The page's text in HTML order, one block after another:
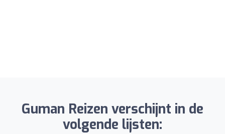
Guman Reizen verschijnt in de
volgende lijsten: